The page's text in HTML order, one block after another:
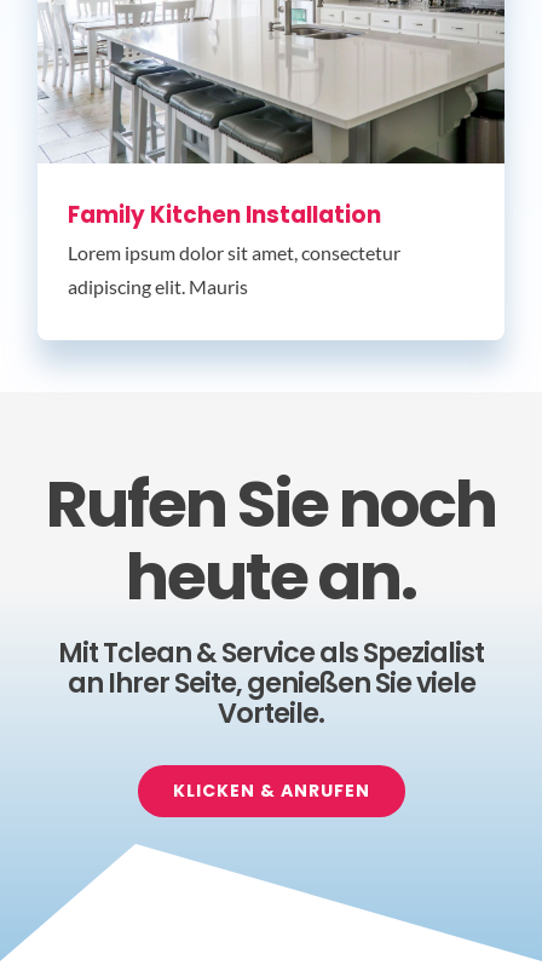
Family Kitchen Installation
Lorem ipsum dolor sit amet, consectetur
adipiscing elit. Mauris
Rufen Sie noch
heute an.
Mit Tclean & Service als Spezialist
an Ihrer Seite, genießen Sie viele
Vorteile.
KLICKEN & ANRUFEN